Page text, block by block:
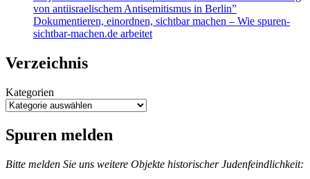
von antiisraelischem Antisemitismus in Berlin”
Dokumentieren, einordnen, sichtbar machen – Wie spuren-
sichtbar-machen.de arbeitet
Verzeichnis
Kategorien
Spuren melden
Bitte melden Sie uns weitere Objekte historischer Judenfeindlichkeit: